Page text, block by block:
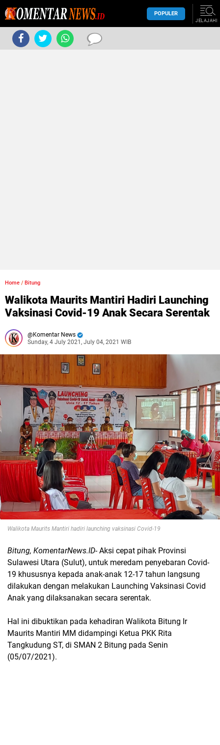
POPULER
JELAJAHI
Home / Bitung
Walikota Maurits Mantiri Hadiri Launching
Vaksinasi Covid-19 Anak Secara Serentak
Komentar News
Sunday, 4 July 2021, July 04, 2021 WIB
Walikota Maurits Mantiri hadiri launching vaksinasi Covid-19
Bitung, KomentarNews.ID- Aksi cepat pihak Provinsi
Sulawesi Utara (Sulut), untuk meredam penyebaran Covid-
19 khususnya kepada anak-anak 12-17 tahun langsung
dilakukan dengan melakukan Launching Vaksinasi Covid
Anak yang dilaksanakan secara serentak.
Hal ini dibuktikan pada kehadiran Walikota Bitung Ir
Maurits Mantiri MM didampingi Ketua PKK Rita
Tangkudung ST, di SMAN 2 Bitung pada Senin
(05/07/2021).